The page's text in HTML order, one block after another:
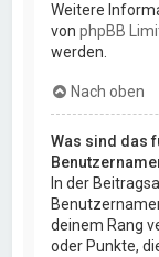
Weitere
vonphpBB
werden.
Nach oben
Was sind das
In der
deinem Rang
oder Punkte,